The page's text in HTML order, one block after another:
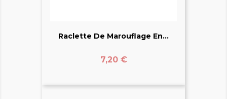
Raclette De Marouflage En...
Prix
7,20 €